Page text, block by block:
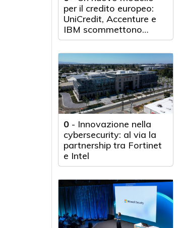
per il credito europeo:
UniCredit, Accenture e
IBM scommettono
sull'innovazione
tecnologica
0 - Innovazione nella
cybersecurity: al via la
partnership tra Fortinet
e Intel